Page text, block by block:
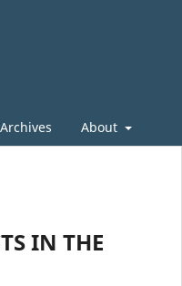
Archives About
IN THE